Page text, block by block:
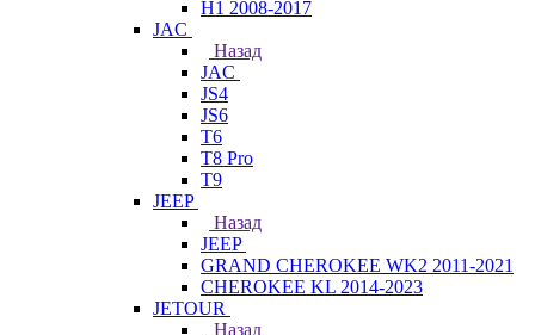
H1 2008-2017
JAC
Назад
JAC
JS4
JS6
T6
T8 Pro
T9
JEEP
Назад
JEEP
GRAND CHEROKEE WK2 2011-2021
CHEROKEE KL 2014-2023
JETOUR
Назад